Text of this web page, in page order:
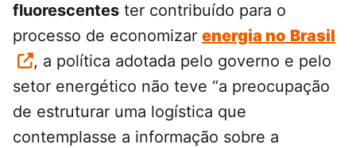
fluorescentes ter contribuído para o
processo de economizar energia no Brasil
, a política adotada pelo governo e pelo
setor energético não teve “a preocupação
de estruturar uma logística que
contemplasse a informação sobre a